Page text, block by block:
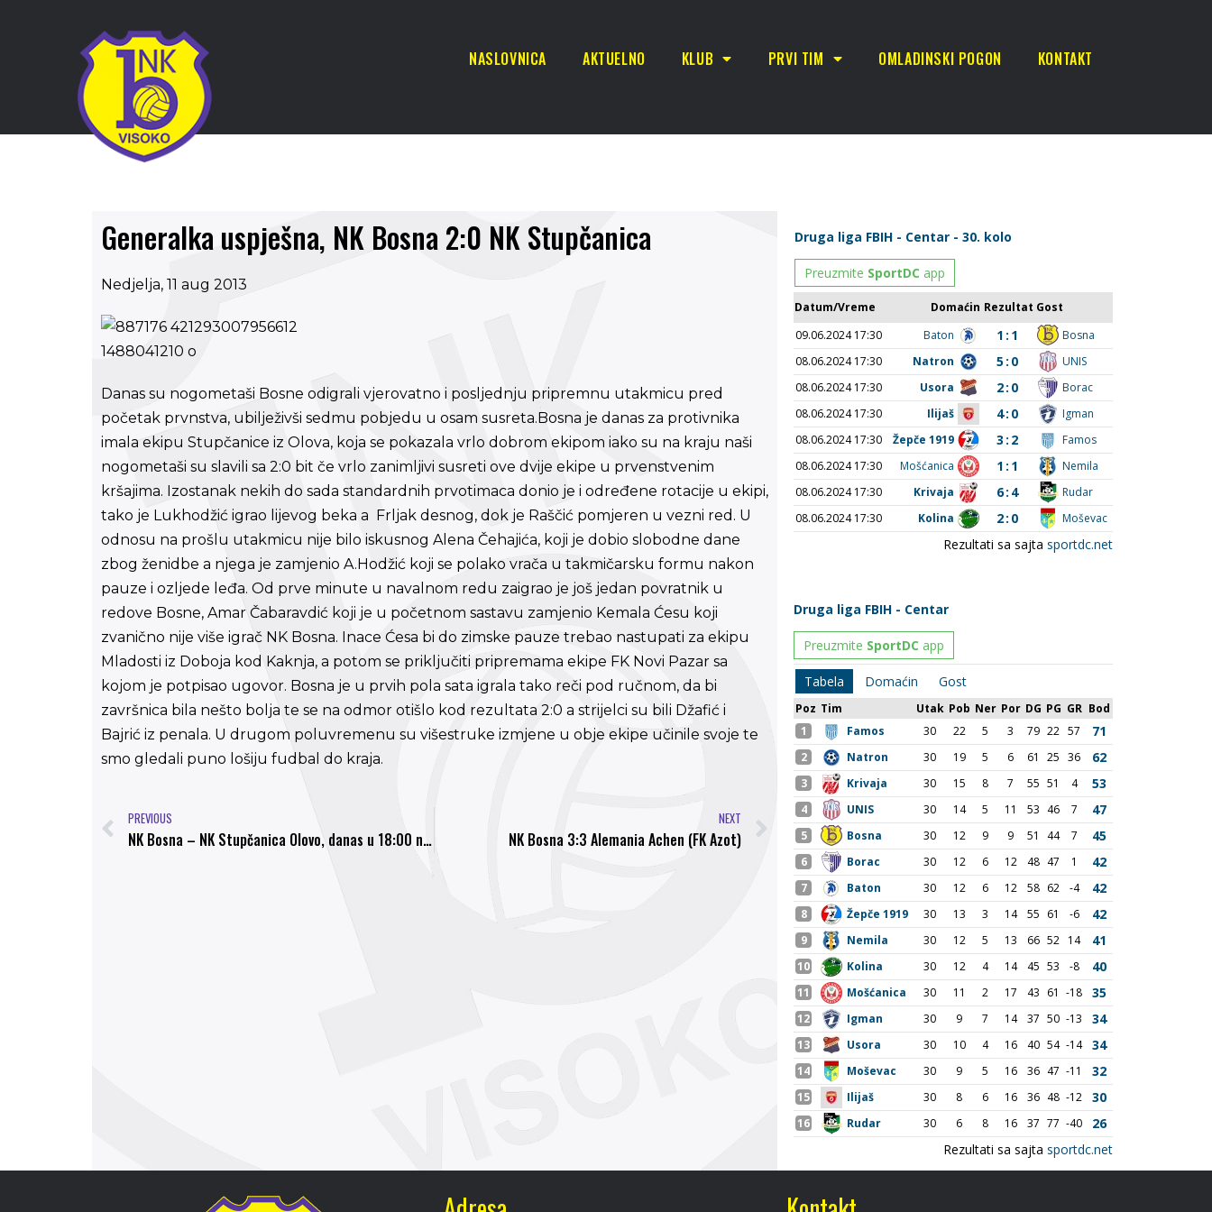
NASLOVNICA AKTUELNO KLUB PRVI TIM OMLADINSKI POGON KONTAKT
Generalka uspješna, NK Bosna 2:0 NK Stupčanica
Nedjelja, 11 aug 2013
Danas su nogometaši Bosne odigrali vjerovatno i posljednju pripremnu utakmicu pred
početak prvnstva, ubilježivši sedmu pobjedu u osam susreta.Bosna je danas za protivnika
imala ekipu Stupčanice iz Olova, koja se pokazala vrlo dobrom ekipom iako su na kraju naši
nogometaši su slavili sa 2:0 bit če vrlo zanimljivi susreti ove dvije ekipe u prvenstvenim
kršajima. Izostanak nekih do sada standardnih prvotimaca donio je i određene rotacije u ekipi,
tako je Lukhodžić igrao lijevog beka a Frljak desnog, dok je Raščić pomjeren u vezni red. U
odnosu na prošlu utakmicu nije bilo iskusnog Alena Čehajića, koji je dobio slobodne dane
zbog ženidbe a njega je zamjenio A.Hodžić koji se polako vrača u takmičarsku formu nakon
pauze i ozljede leđa. Od prve minute u navalnom redu zaigrao je još jedan povratnik u
redove Bosne, Amar Čabaravdić koji je u početnom sastavu zamjenio Kemala Ćesu koji
zvanično nije više igrač NK Bosna. Inace Ćesa bi do zimske pauze trebao nastupati za ekipu
Mladosti iz Doboja kod Kaknja, a potom se priključiti pripremama ekipe FK Novi Pazar sa
kojom je potpisao ugovor. Bosna je u prvih pola sata igrala tako reči pod ručnom, da bi
završnica bila nešto bolja te se na odmor otišlo kod rezultata 2:0 a strijelci su bili Džafić i
Bajrić iz penala. U drugom poluvremenu su višestruke izmjene u obje ekipe učinile svoje te
smo gledali puno lošiju fudbal do kraja.
PREVIOUS
NK Bosna – NK Stupčanica Olovo, danas u 18:00 na stadionu Luke
NEXT
NK Bosna 3:3 Alemania Achen (FK Azot)